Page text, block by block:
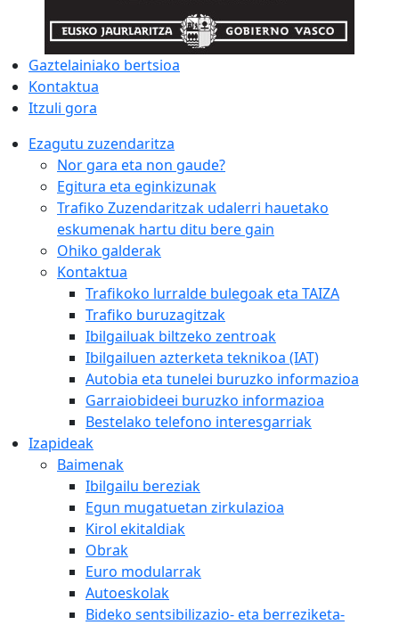
Gaztelainiako bertsioa
Kontaktua
Itzuli gora
Ezagutu zuzendaritza
Nor gara eta non gaude?
Egitura eta eginkizunak
Trafiko Zuzendaritzak udalerri hauetako
eskumenak hartu ditu bere gain
Ohiko galderak
Kontaktua
Trafikoko lurralde bulegoak eta TAIZA
Trafiko buruzagitzak
Ibilgailuak biltzeko zentroak
Ibilgailuen azterketa teknikoa (IAT)
Autobia eta tunelei buruzko informazioa
Garraiobideei buruzko informazioa
Bestelako telefono interesgarriak
Izapideak
Baimenak
Ibilgailu bereziak
Egun mugatuetan zirkulazioa
Kirol ekitaldiak
Obrak
Euro modularrak
Autoeskolak
Bideko sentsibilizazio- eta berreziketa-